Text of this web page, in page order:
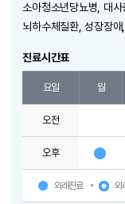
소아청소년당뇨병, 대
뇌하수체질환, 성장장
진료시간표
요일 월
오전
오후
외래진료 외